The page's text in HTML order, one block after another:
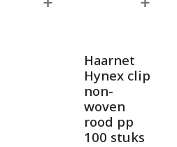
Haarnet
Hynex clip
non-
woven
rood pp
100 stuks